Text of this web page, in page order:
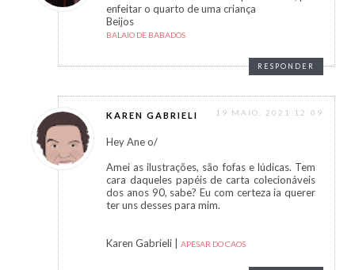
enfeitar o quarto de uma criança
Beijos
BALAIO DE BABADOS
RESPONDER
KAREN GABRIELI 19 MAIO, 2021 12:09
Hey Ane o/
Amei as ilustrações, são fofas e lúdicas. Tem
cara daqueles papéis de carta colecionáveis
dos anos 90, sabe? Eu com certeza ia querer
ter uns desses para mim.
Karen Gabrieli | APESAR DO CAOS